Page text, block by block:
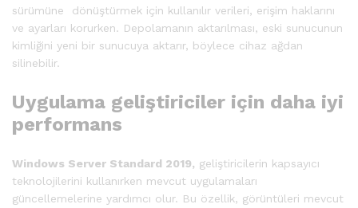
sürümüne dönüştürmek için kullanılır verileri, erişim haklarını
ve ayarları korurken. Depolamanın aktarılması, eski sunucunun
kimliğini yeni bir sunucuya aktarır, böylece cihaz ağdan
silinebilir.
Uygulama geliştiriciler için daha iyi
performans
Windows Server Standard 2019, geliştiricilerin kapsayıcı
teknolojilerini kullanırken mevcut uygulamaları
güncellemelerine yardımcı olur. Bu özellik, görüntüleri mevcut